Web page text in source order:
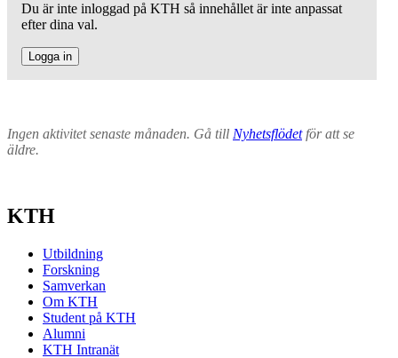
Du är inte inloggad på KTH så innehållet är inte anpassat
efter dina val.
Logga in
Ingen aktivitet senaste månaden. Gå till Nyhetsflödetför att se
äldre.
KTH
Utbildning
Forskning
Samverkan
Om KTH
Student på KTH
Alumni
KTH Intranät